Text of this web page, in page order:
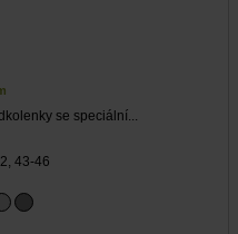
se speciální...
43-46